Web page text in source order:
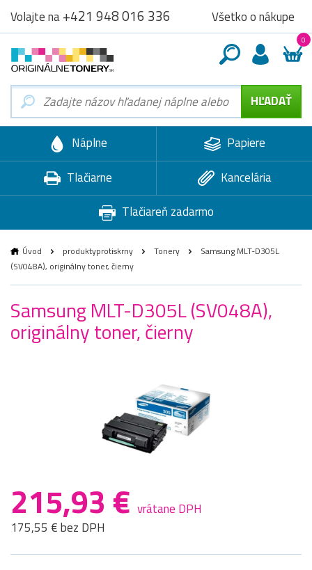
Volajte na+421 948 016 336 Všetko o nákupe
0
Náplne
Papiere
Tlačiarne
Kancelária
Tlačiareň zadarmo
Úvod produktyprotiskrny Tonery
Samsung MLT-D305L
(SV048A), originálny toner, čierny
Samsung MLT-D305L (SV048A),
originálny toner, čierny
215,93 € vrátane DPH
175,55 € bez DPH